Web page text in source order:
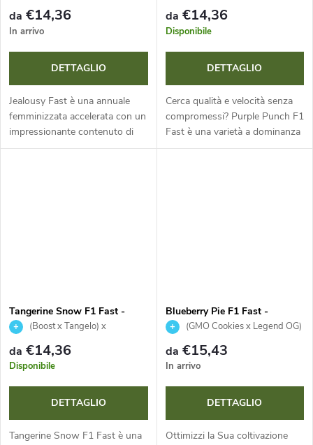
da €14,36
In arrivo
DETTAGLIO
Jealousy Fast è una annuale
femminizzata accelerata con un
impressionante contenuto di
THC tra il 16 e il 24 %. Si
Cookies x Legend OG)
da €14,36
Disponibile
DETTAGLIO
Cerca qualità e velocità senza
compromessi? Purple Punch F1
Fast è una varietà a dominanza
indica con un contenuto
Tangerine Snow F1 Fast -
Seedsman
(Boost x Tangelo) x
(Lavender x Power Plant)
da €14,36
Disponibile
DETTAGLIO
Tangerine Snow F1 Fast è una
Blueberry Pie F1 Fast -
Seedsman(GMO Cookies x Legend OG)
x (GSC x Blueberry)
da €15,43
In arrivo
DETTAGLIO
Ottimizzi la Sua coltivazione